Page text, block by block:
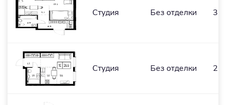
Студия Без отделки
Студия Без отделки